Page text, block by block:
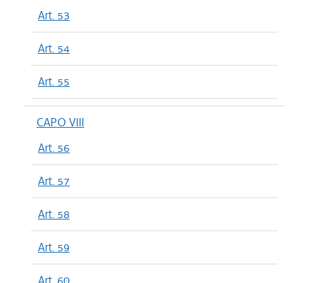
Art. 53
Art. 54
Art. 55
CAPO VIII
Art. 56
Art. 57
Art. 58
Art. 59